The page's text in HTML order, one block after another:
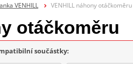
VENHILL VENHILL náhony otáčkoměru
otáčkoměru
součástky: